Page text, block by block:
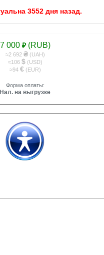
3552 дня назад.
7 000 ₽(RUB)
≈2 692 ₴(UAH)
≈106 $(USD)
≈94 €(EUR)
Форма оплаты:
Нал. на выгрузке